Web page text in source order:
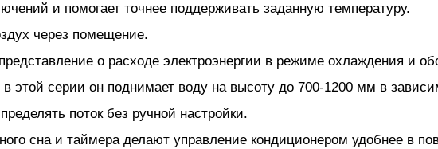
и помогает точнее поддерживать заданную температуру.
через помещение.
о расходе электроэнергии в режиме охлаждения и
этой серии он поднимает воду на высоту до 700-1200 мм в
поток без ручной настройки.
сна и таймера делают управление кондиционером удобнее в